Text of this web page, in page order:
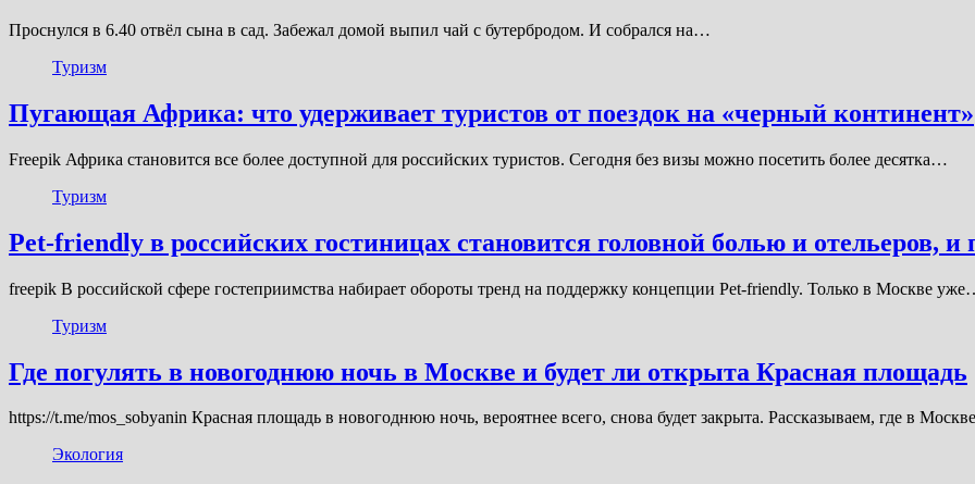
Проснулся в 6.40 отвёл сына в сад. Забежал домой выпил чай с бутербродом. И собрался на…
Туризм
Пугающая Африка: что удерживает туристов от поездок на «черный континент»
Freepik Африка становится все более доступной для российских туристов. Сегодня без визы можно посетить более десятка…
Туризм
Pet-friendly в российских гостиницах становится головной болью и отельеров, и
freepik В российской сфере гостеприимства набирает обороты тренд на поддержку концепции Pet-friendly. Только в Москве
Туризм
Где погулять в новогоднюю ночь в Москве и будет ли открыта Красная площадь
https://t.me/mos_sobyanin Красная площадь в новогоднюю ночь, вероятнее всего, снова будет закрыта. Рассказываем, где в
Экология